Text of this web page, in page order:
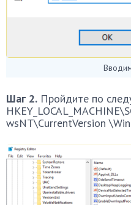
Шаг 2. Пройдите по
wsNT\CurrentVersion